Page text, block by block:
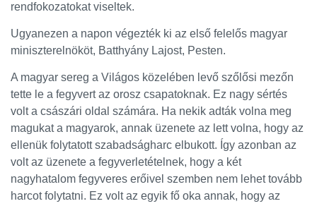
rendfokozatokat viseltek.
Ugyanezen a napon végezték ki az első felelős magyar
miniszterelnököt, Batthyány Lajost, Pesten.
A magyar sereg a Világos közelében levő szőlősi mezőn
tette le a fegyvert az orosz csapatoknak. Ez nagy sértés
volt a császári oldal számára. Ha nekik adták volna meg
magukat a magyarok, annak üzenete az lett volna, hogy az
ellenük folytatott szabadságharc elbukott. Így azonban az
volt az üzenete a fegyverletételnek, hogy a két
nagyhatalom fegyveres erőivel szemben nem lehet tovább
harcot folytatni. Ez volt az egyik fő oka annak, hogy az